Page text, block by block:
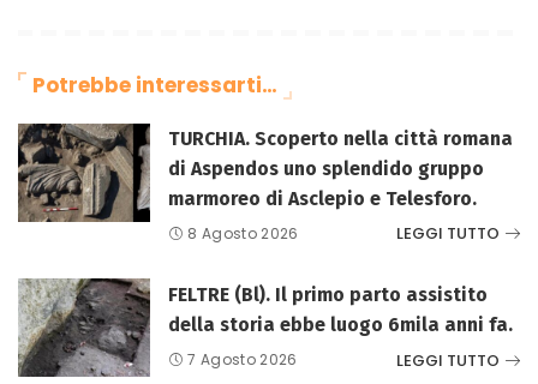
Potrebbe interessarti…
TURCHIA. Scoperto nella città romana
di Aspendos uno splendido gruppo
marmoreo di Asclepio e Telesforo.
8 Agosto 2026 LEGGI TUTTO
FELTRE (Bl). Il primo parto assistito
della storia ebbe luogo 6mila anni fa.
7 Agosto 2026 LEGGI TUTTO